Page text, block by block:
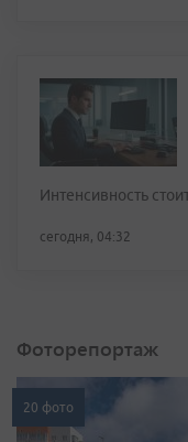
Интенсивность
сегодня, 04:32
Фоторепортаж
20 фото